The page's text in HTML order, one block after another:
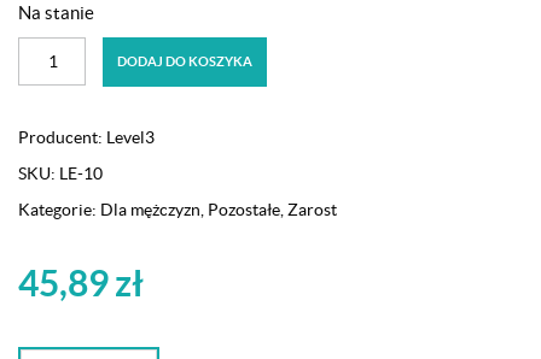
Na stanie
do
100ML
DODAJ DO KOSZYKA
Producent: Level3
SKU: LE-10
Kategorie: Dla mężczyzn Pozostałe Zarost
45,89zł